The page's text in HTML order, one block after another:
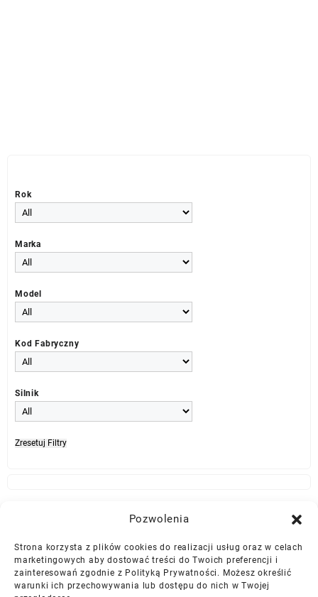
Pozwolenia
Strona korzysta z plików cookies do realizacji usług oraz w celach
marketingowych aby dostować treści do Twoich preferencji i
zainteresowań zgodnie z Polityką Prywatności. Możesz określić
warunki ich przechowywania lub dostępu do nich w Twojej
Rok
Marka
Model
Kod Fabryczny
Silnik
Zresetuj Filtry
Najlepszej Jakości Części Samochodowe z Gwarancją Dożywotnią!*
Gwarancja i Zwroty
Polityka Prywatności